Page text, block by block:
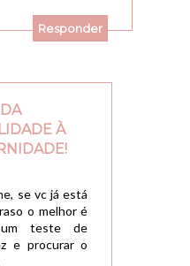
Responder
À
se vc já está
o melhor é
teste de
e procurar o